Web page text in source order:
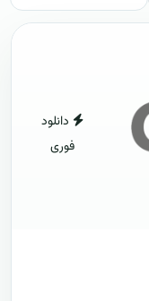
دانلود
فوری